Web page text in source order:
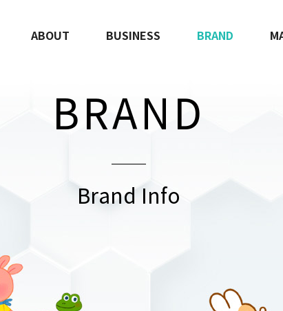
ABOUT BUSINESS BRAND
BRAND
Brand Info